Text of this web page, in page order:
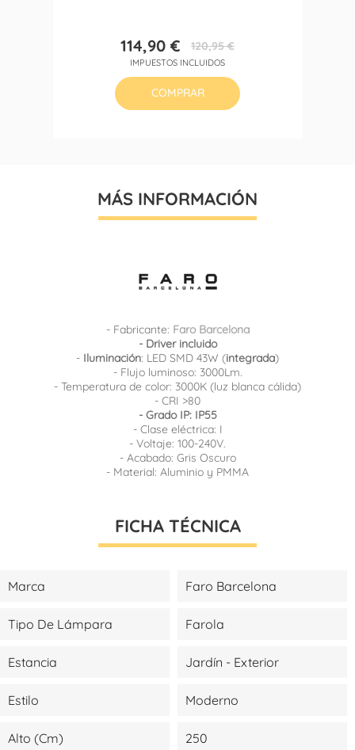
Precio
114,90 €Precio
base
120,95 €
IMPUESTOS INCLUIDOS
COMPRAR
MÁS INFORMACIÓN
- Fabricante: Faro Barcelona
- Driver incluido
- Iluminación: LED SMD 43W (integrada)
- Flujo luminoso: 3000Lm.
- Temperatura de color: 3000K (luz blanca cálida)
- CRI >80
- Grado IP: IP55
- Clase eléctrica: I
- Voltaje: 100-240V.
- Acabado: Gris Oscuro
- Material: Aluminio y PMMA
FICHA TÉCNICA
Marca Faro Barcelona
Tipo De Lámpara Farola
Estancia Jardín - Exterior
Estilo Moderno
Alto (cm) 250